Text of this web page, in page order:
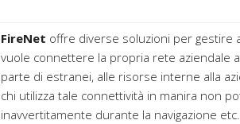
FireNet offre diverse soluzioni per gestire
vuole connettere la propria rete aziendale
parte di estranei, alle risorse interne alla
chi utilizza tale connettività in manira non
inavvertitamente durante la navigazione